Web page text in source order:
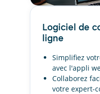
Logiciel de
ligne
Simplifiez
avec l'appli
Collaborez
votre expert-